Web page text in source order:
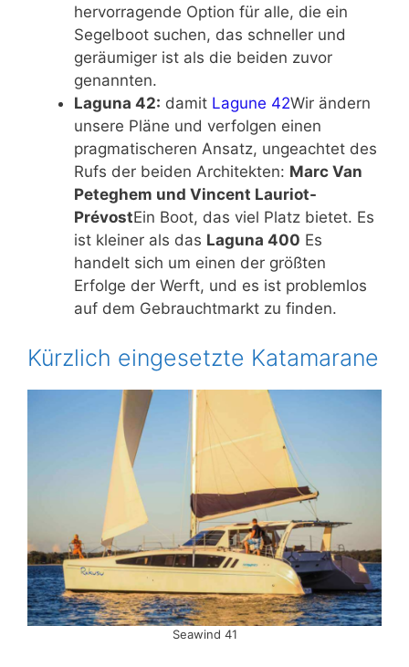
hervorragende Option für alle, die ein
Segelboot suchen, das schneller und
geräumiger ist als die beiden zuvor
genannten.
Laguna 42: damit Lagune 42Wir ändern
unsere Pläne und verfolgen einen
pragmatischeren Ansatz, ungeachtet des
Rufs der beiden Architekten: Marc Van
Peteghem und Vincent Lauriot-
PrévostEin Boot, das viel Platz bietet. Es
ist kleiner als das Laguna 400 Es
handelt sich um einen der größten
Erfolge der Werft, und es ist problemlos
auf dem Gebrauchtmarkt zu finden.
Kürzlich eingesetzte Katamarane
Seawind 41